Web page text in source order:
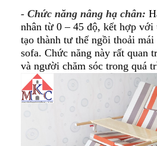
- Chức năng nâng hạ chân:
nhân từ 0 – 45 độ, kết hợp với
tạo thành tư thế ngồi thoải
sofa. Chức năng này rất quan
và người chăm sóc trong quá